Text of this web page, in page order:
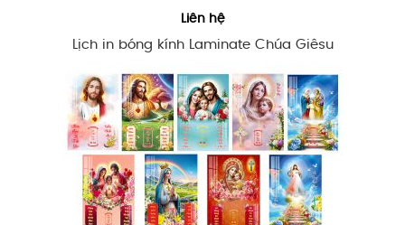
Liên hệ
Lịch in bóng kính Laminate Chúa Giêsu